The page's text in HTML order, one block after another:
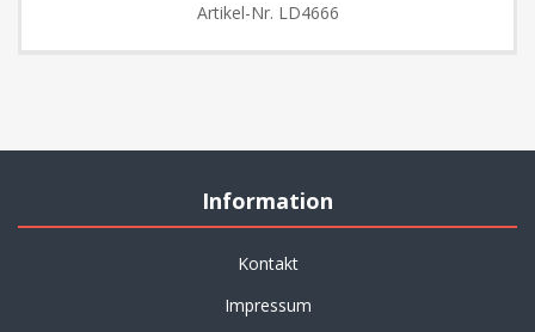
Artikel-Nr. LD4666
Information
Kontakt
Impressum